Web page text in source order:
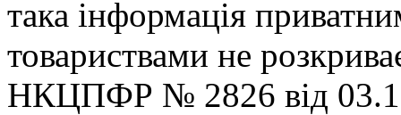
така iнформацiя
товариствами не
НКЦПФР № 2826 вiд